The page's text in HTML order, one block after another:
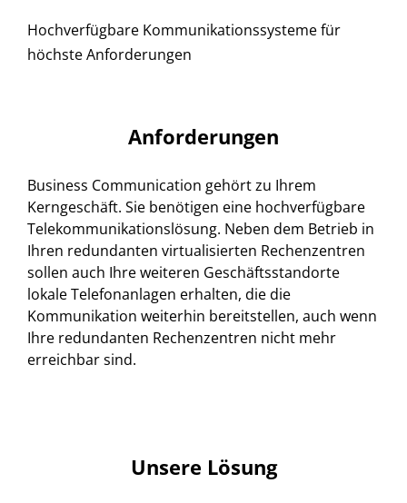
Hochverfügbare Kommunikationssysteme für
höchste Anforderungen
Anforderungen
Business Communication gehört zu Ihrem
Kerngeschäft. Sie benötigen eine hochverfügbare
Telekommunikationslösung. Neben dem Betrieb in
Ihren redundanten virtualisierten Rechenzentren
sollen auch Ihre weiteren Geschäftsstandorte
lokale Telefonanlagen erhalten, die die
Kommunikation weiterhin bereitstellen, auch wenn
Ihre redundanten Rechenzentren nicht mehr
erreichbar sind.
Unsere Lösung